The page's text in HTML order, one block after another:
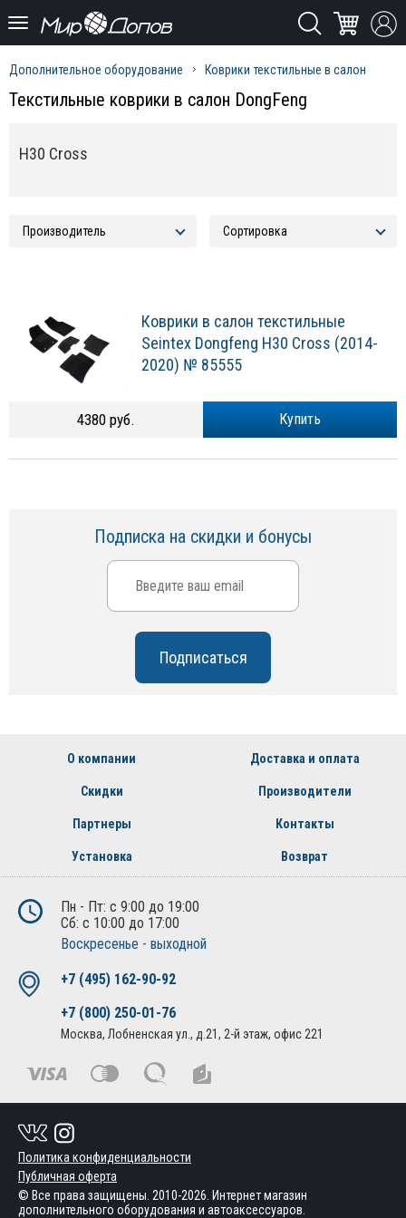
Дополнительное оборудование Коврики текстильные в салон
Текстильные коврики в салон DongFeng
H30 Cross
Коврики в салон текстильные
Seintex Dongfeng H30 Cross (2014-
2020) № 85555
Купить
4380 руб.
Подписка на скидки и бонусы
О компании Доставка и оплата
Скидки Производители
Партнеры Контакты
Установка Возврат
Пн - Пт: с 9:00 до 19:00
Сб: с 10:00 до 17:00
Воскресенье - выходной
+7 (495) 162-90-92
+7 (800) 250-01-76
Москва, Лобненская ул., д.21, 2-й этаж, офис 221
Политика конфиденциальности
Публичная оферта
© Все права защищены. 2010-2026. Интернет магазин
дополнительного оборудования и автоаксессуаров.